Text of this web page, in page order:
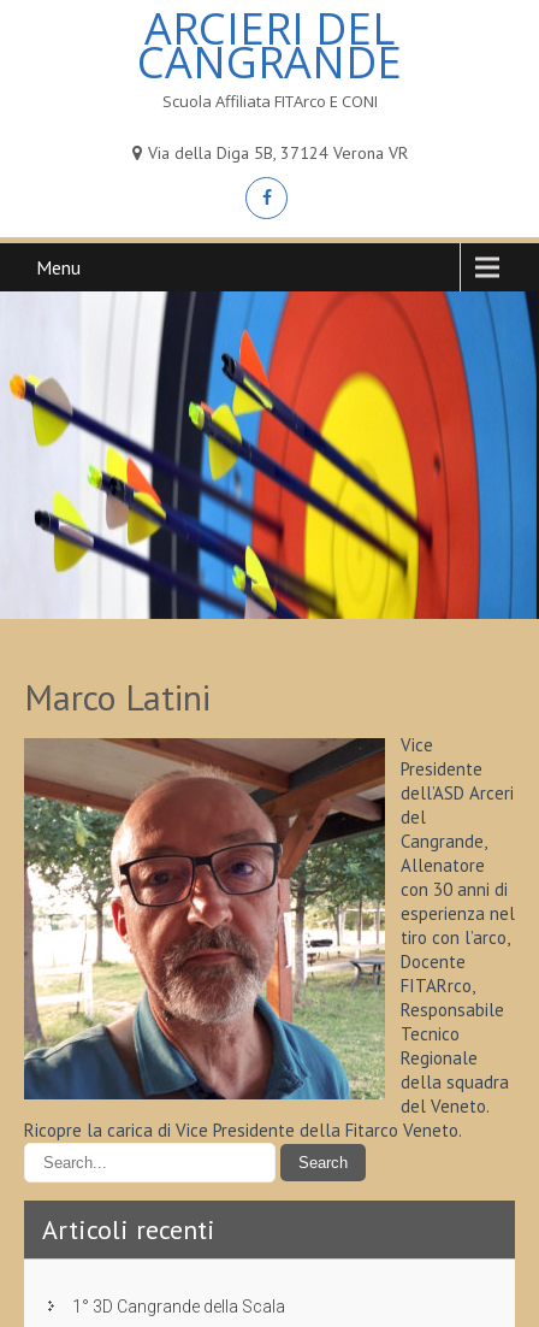
ARCIERI DEL
CANGRANDE
Scuola Affiliata FITArco E CONI
Via della Diga 5B, 37124 Verona VR
Menu
Marco Latini
Vice
Presidente
dell’ASD Arceri
del
Cangrande,
Allenatore
con 30 anni di
esperienza nel
tiro con l’arco,
Docente
FITARrco,
Responsabile
Tecnico
Regionale
della squadra
del Veneto.
Ricopre la carica di Vice Presidente della Fitarco Veneto.
Articoli recenti
1° 3D Cangrande della Scala